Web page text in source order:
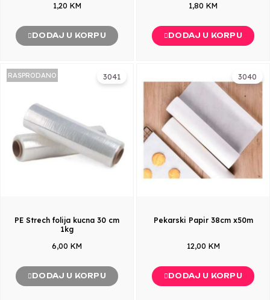
1,20 KM
DODAJ U KORPU
1,80 KM
DODAJ U KORPU
3041
RASPRODANO
PE Strech folija kucna 30 cm
1kg
6,00 KM
DODAJ U KORPU
3040
Pekarski Papir 38cm x50m
12,00 KM
DODAJ U KORPU